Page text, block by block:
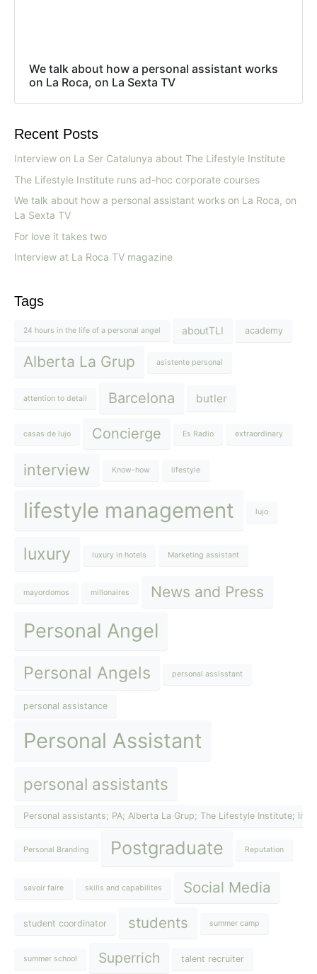
We talk about how a personal assistant works
on La Roca, on La Sexta TV
Recent Posts
Interview on La Ser Catalunya about The Lifestyle Institute
The Lifestyle Institute runs ad-hoc corporate courses
We talk about how a personal assistant works on La Roca, on
La Sexta TV
For love it takes two
Interview at La Roca TV magazine
Tags
24 hours in the life of a personal angel aboutTLI academy
Alberta La Grup asistente personal
attention to detail Barcelona butler
casas de lujo Concierge Es Radio extraordinary
interview Know-how lifestyle
lifestyle management lujo
luxury luxury in hotels Marketing assistant
mayordomos millonaires News and Press
Personal Angel
Personal Angels personal assisstant
personal assistance
Personal Assistant
personal assistants
Personal assistants; PA; Alberta La Grup; The Lifestyle Institute;
Personal Branding Postgraduate Reputation
savoir faire skills and capabilites Social Media
student coordinator students summer camp
summer school Superrich talent recruiter